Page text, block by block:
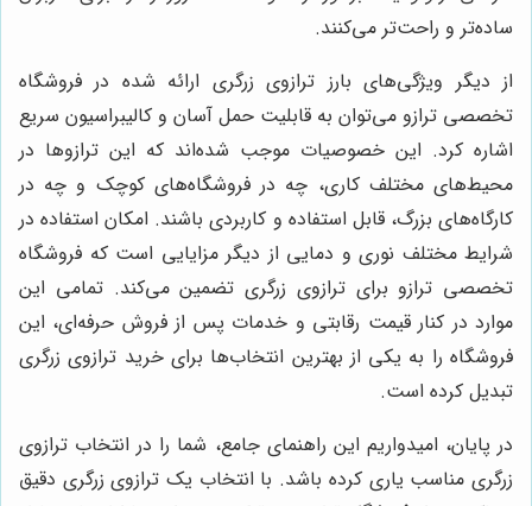
ساده‌تر و راحت‌تر می‌کنند.
از دیگر ویژگی‌های بارز ترازوی زرگری ارائه شده در فروشگاه
تخصصی ترازو می‌توان به قابلیت حمل آسان و کالیبراسیون سریع
اشاره کرد. این خصوصیات موجب شده‌اند که این ترازوها در
محیط‌های مختلف کاری، چه در فروشگاه‌های کوچک و چه در
کارگاه‌های بزرگ، قابل استفاده و کاربردی باشند. امکان استفاده در
شرایط مختلف نوری و دمایی از دیگر مزایایی است که فروشگاه
تخصصی ترازو برای ترازوی زرگری تضمین می‌کند. تمامی این
موارد در کنار قیمت رقابتی و خدمات پس از فروش حرفه‌ای، این
فروشگاه را به یکی از بهترین انتخاب‌ها برای خرید ترازوی زرگری
تبدیل کرده است.
در پایان، امیدواریم این راهنمای جامع، شما را در انتخاب ترازوی
زرگری مناسب یاری کرده باشد. با انتخاب یک ترازوی زرگری دقیق